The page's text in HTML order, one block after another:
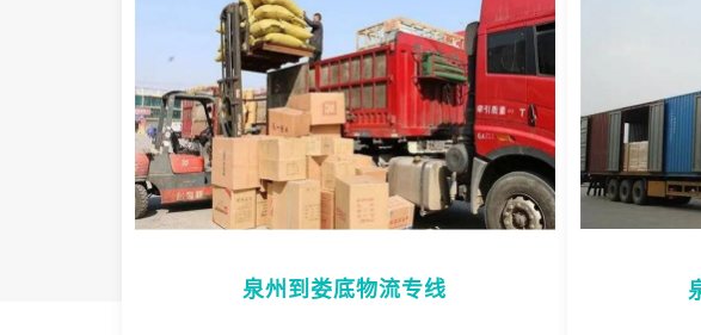
泉州到娄底物流专线